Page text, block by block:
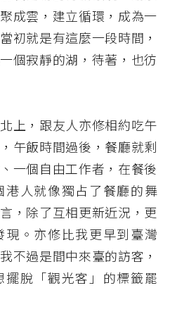
成雲，建立循環，成為一
初就是有這麼一段時間，
個寂靜的湖，待著，也彷
上，跟友人亦修相約吃午
午飯時間過後，餐廳就剩
一個自由工作者，在餐後
人就像獨占了餐廳的舞
，除了互相更新近況，更
。亦修比我更早到臺灣
不過是間中來臺的訪客，
擺脫「觀光客」的標籤罷